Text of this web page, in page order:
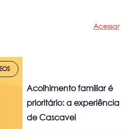
Acessar
Acolhimento familiar é
prioritário: a experiência
de Cascavel